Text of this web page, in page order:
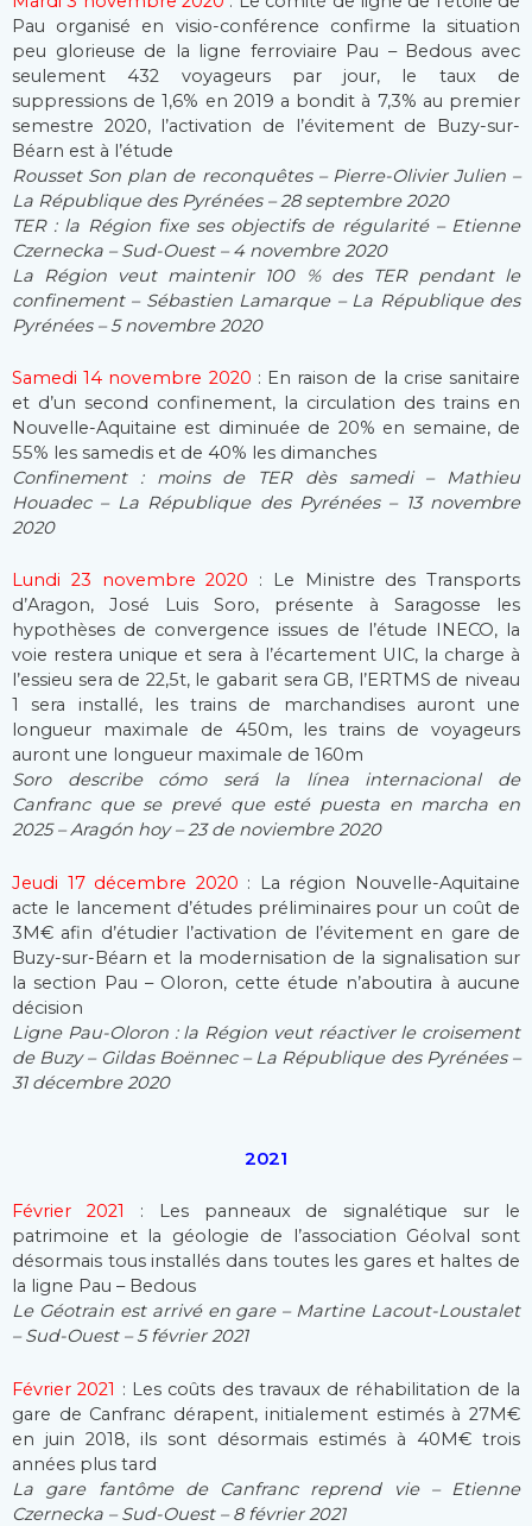
Pau organisé en visio-conférence confirme la situation
peu glorieuse de la ligne ferroviaire Pau – Bedous avec
seulement 432 voyageurs par jour, le taux de
suppressions de 1,6% en 2019 a bondit à 7,3% au premier
semestre 2020, l’activation de l’évitement de Buzy-sur-
Béarn est à l’étude
Rousset Son plan de reconquêtes – Pierre-Olivier Julien –
La République des Pyrénées – 28 septembre 2020
TER : la Région fixe ses objectifs de régularité – Etienne
Czernecka – Sud-Ouest – 4 novembre 2020
La Région veut maintenir 100 % des TER pendant le
confinement – Sébastien Lamarque – La République des
Pyrénées – 5 novembre 2020
Samedi 14 novembre 2020 : En raison de la crise sanitaire
et d’un second confinement, la circulation des trains en
Nouvelle-Aquitaine est diminuée de 20% en semaine, de
55% les samedis et de 40% les dimanches
Confinement : moins de TER dès samedi – Mathieu
Houadec – La République des Pyrénées – 13 novembre
2020
Lundi 23 novembre 2020 : Le Ministre des Transports
d’Aragon, José Luis Soro, présente à Saragosse les
hypothèses de convergence issues de l’étude INECO, la
voie restera unique et sera à l’écartement UIC, la charge à
l’essieu sera de 22,5t, le gabarit sera GB, l’ERTMS de niveau
1 sera installé, les trains de marchandises auront une
longueur maximale de 450m, les trains de voyageurs
auront une longueur maximale de 160m
Soro describe cómo será la línea internacional de
Canfranc que se prevé que esté puesta en marcha en
2025 – Aragón hoy – 23 de noviembre 2020
Jeudi 17 décembre 2020 : La région Nouvelle-Aquitaine
acte le lancement d’études préliminaires pour un coût de
3M€ afin d’étudier l’activation de l’évitement en gare de
Buzy-sur-Béarn et la modernisation de la signalisation sur
la section Pau – Oloron, cette étude n’aboutira à aucune
décision
Ligne Pau-Oloron : la Région veut réactiver le croisement
de Buzy – Gildas Boënnec – La République des Pyrénées –
31 décembre 2020
2021
Février 2021
: Les panneaux de signalétique sur le
patrimoine et la géologie de l’association Géolval sont
désormais tous installés dans toutes les gares et haltes de
la ligne Pau – Bedous
Le Géotrain est arrivé en gare – Martine Lacout-Loustalet
– Sud-Ouest – 5 février 2021
Février 2021 : Les coûts des travaux de réhabilitation de la
gare de Canfranc dérapent, initialement estimés à 27M€
en juin 2018, ils sont désormais estimés à 40M€ trois
années plus tard
La gare fantôme de Canfranc reprend vie – Etienne
Czernecka – Sud-Ouest – 8 février 2021